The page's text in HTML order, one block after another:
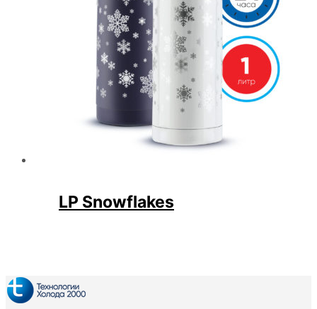
LP Snowflakes